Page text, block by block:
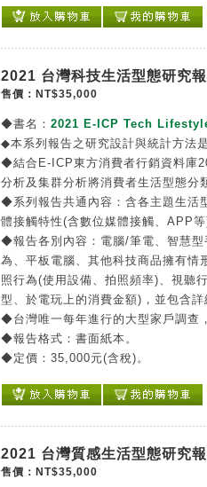
2021 台灣科技生活型態研究
售價：NT$35,000
◆書名： 2021 E-ICP Tech
◆本系列報告之研究設計與統計方法
◆結合E-ICP東方消費者行銷資料庫
分析及集群分析將消費者生活型態分
◆系列報告共通內容：含各主題生活
體接觸特性(含數位媒體接觸、APP
◆報告各別內容：電腦/筆電、智慧型
為、平板電腦、其他科技商品擁有情
照行為(使用設備、拍照頻率)、視聽
型、於電玩上的消費金額)，並包含詳
◆台灣唯一每年進行的大型家戶調查
◆報告格式：書面紙本。
◆定價：35,000元(含稅)。
2021 台灣質感生活型態研究
售價：NT$35,000